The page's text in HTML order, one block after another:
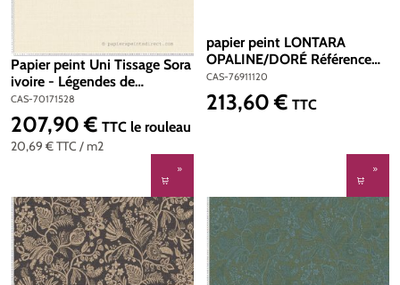
Papier peint Uni Tissage Sora
ivoire - Légendes de
Casamance | Réf. CAS-
70171528
CAS-70171528
20,69 €TTC / m2
Prix régulier :
207,90 € TTC le rouleau
papier peint LONTARA
OPALINE/DORÉ Référence
76911120
CAS-76911120
Prix régulier :
213,60 € TTC